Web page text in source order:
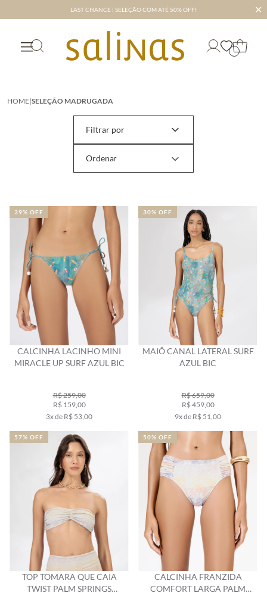
LAST CHANCE | SELEÇÃO COM ATÉ 50% OFF! ✕
HOME|SELEÇÃO MADRUGADA
Filtrar por
CALCINHA LACINHO MINI
MIRACLE UP SURF AZUL BIC
R$ 259,00
R$ 159,00
3x de R$ 53,00
39% OFF
MAIÔ CANAL LATERAL SURF
AZUL BIC
R$ 659,00
R$ 459,00
9x de R$ 51,00
30% OFF
TOP TOMARA QUE CAIA
TWIST PALM SPRINGS
57% OFF
CALCINHA FRANZIDA
COMFORT LARGA PALM
50% OFF